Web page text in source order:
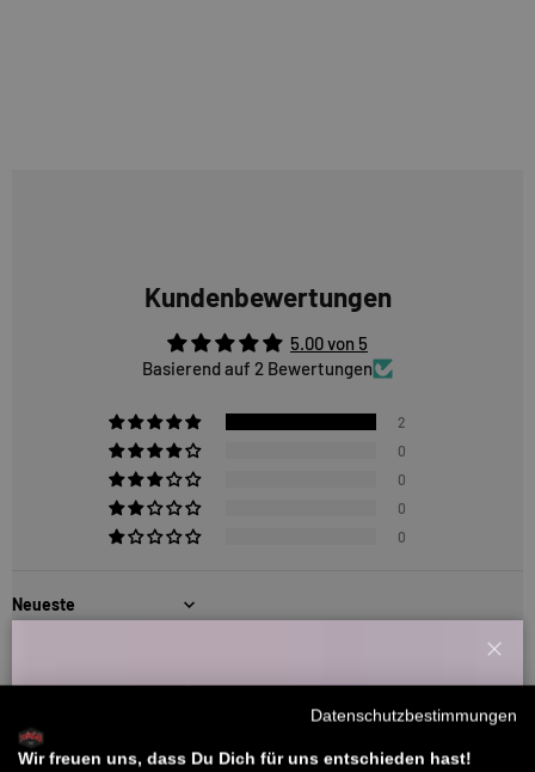
Kundenbewertungen
5.00 von 5
Basierend auf 2 Bewertungen
2
0
0
0
0
Sort by
Gefällt mir
Willkommensbonus
Willkommens-Rabattcode direkt per Mail zugeschickt.
Datenschutzbestimmungen
Wir freuen uns, dass Du Dich für uns entschieden hast!